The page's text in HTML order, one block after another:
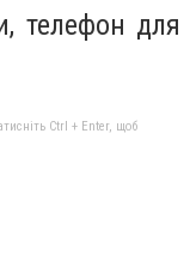
телефон для
Ctrl + Enter, щоб